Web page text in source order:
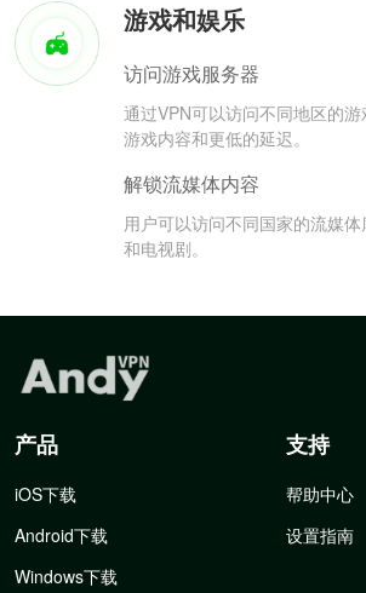
游戏和娱乐
访问游戏服务器
通过VPN可以访问不同地区的
游戏内容和更低的延迟。
解锁流媒体内容
用户可以访问不同国家的流媒
和电视剧。
产品
iOS下载
Android下载
Windows下载
支持
帮助中心
设置指南